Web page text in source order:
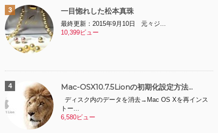
一目惚れした松本真珠
最終更新：2015年9月10日 元々ジ...
10,399ビュー
Mac-OSX10.7.5Lionの初期化設定方法...
ディスク内のデータを消去→Mac OS Xを再インス
トー...
6,580ビュー